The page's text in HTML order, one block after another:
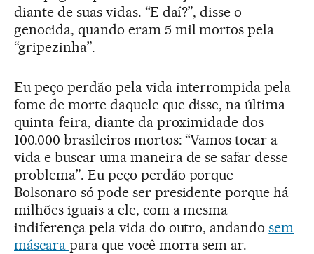
diante de suas vidas. “E daí?”, disse o
genocida, quando eram 5 mil mortos pela
“gripezinha”.
Eu peço perdão pela vida interrompida pela
fome de morte daquele que disse, na última
quinta-feira, diante da proximidade dos
100.000 brasileiros mortos: “Vamos tocar a
vida e buscar uma maneira de se safar desse
problema”. Eu peço perdão porque
Bolsonaro só pode ser presidente porque há
milhões iguais a ele, com a mesma
indiferença pela vida do outro, andandosem
máscara para que você morra sem ar.